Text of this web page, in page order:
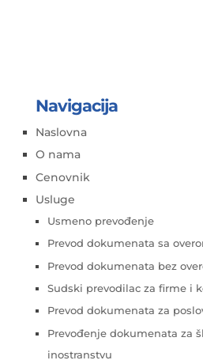
Navigacija
Naslovna
O nama
Cenovnik
Usluge
Usmeno prevođenje
Prevod dokumenata sa
Prevod dokumenata bez
Sudski prevodilac za firme i
Prevod dokumenata za
Prevođenje dokumenata za
inostranstvu